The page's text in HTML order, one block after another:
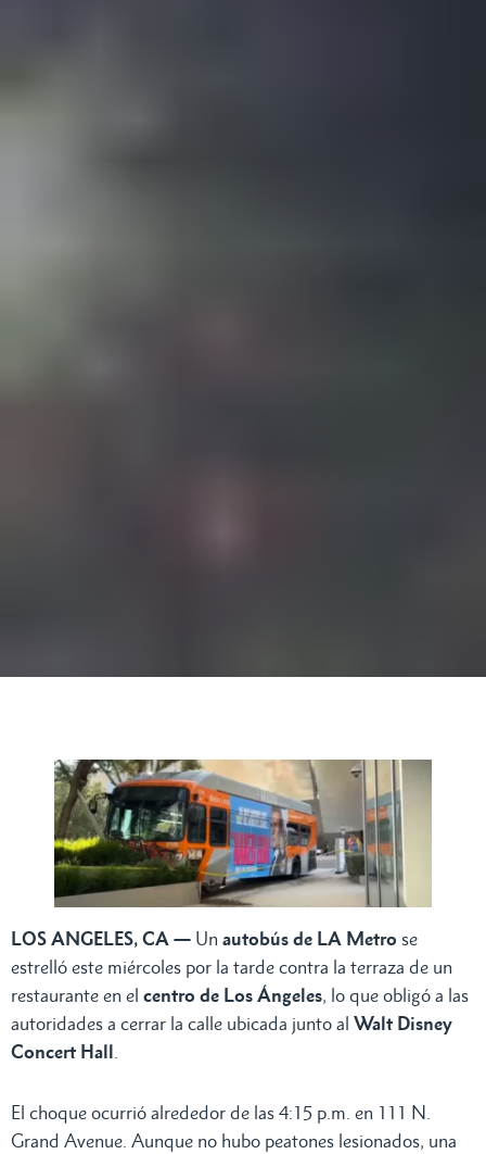
LOS ANGELES, CA — Un autobús de LA Metro se
estrelló este miércoles por la tarde contra la terraza de un
restaurante en el centro de Los Ángeles, lo que obligó a las
autoridades a cerrar la calle ubicada junto al Walt Disney
Concert Hall
El choque ocurrió alrededor de las 4:15 p.m. en 111 N.
Grand Avenue. Aunque no hubo peatones lesionados, una